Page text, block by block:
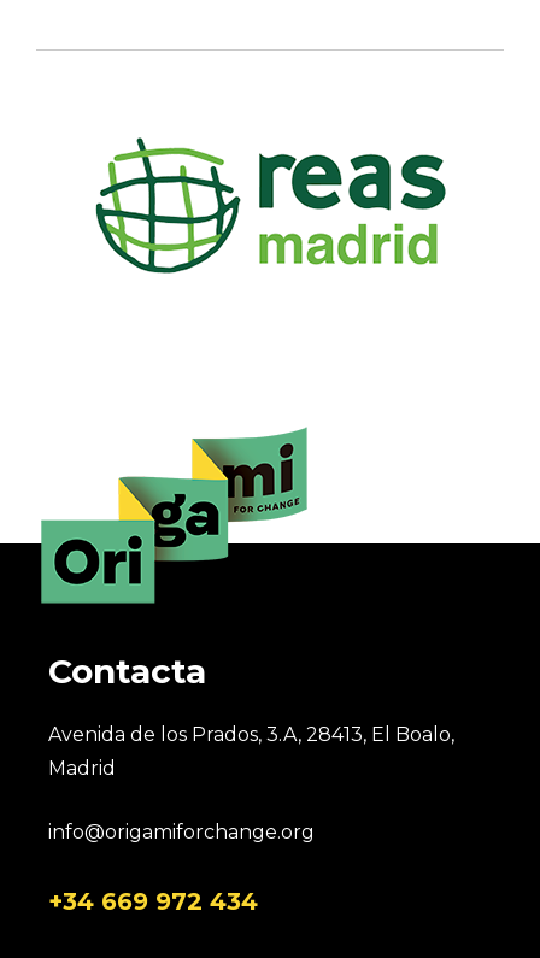
Contacta
Avenida de los Prados, 3.A, 28413, El Boalo,
Madrid
info@origamiforchange.org
+34 669 972 434